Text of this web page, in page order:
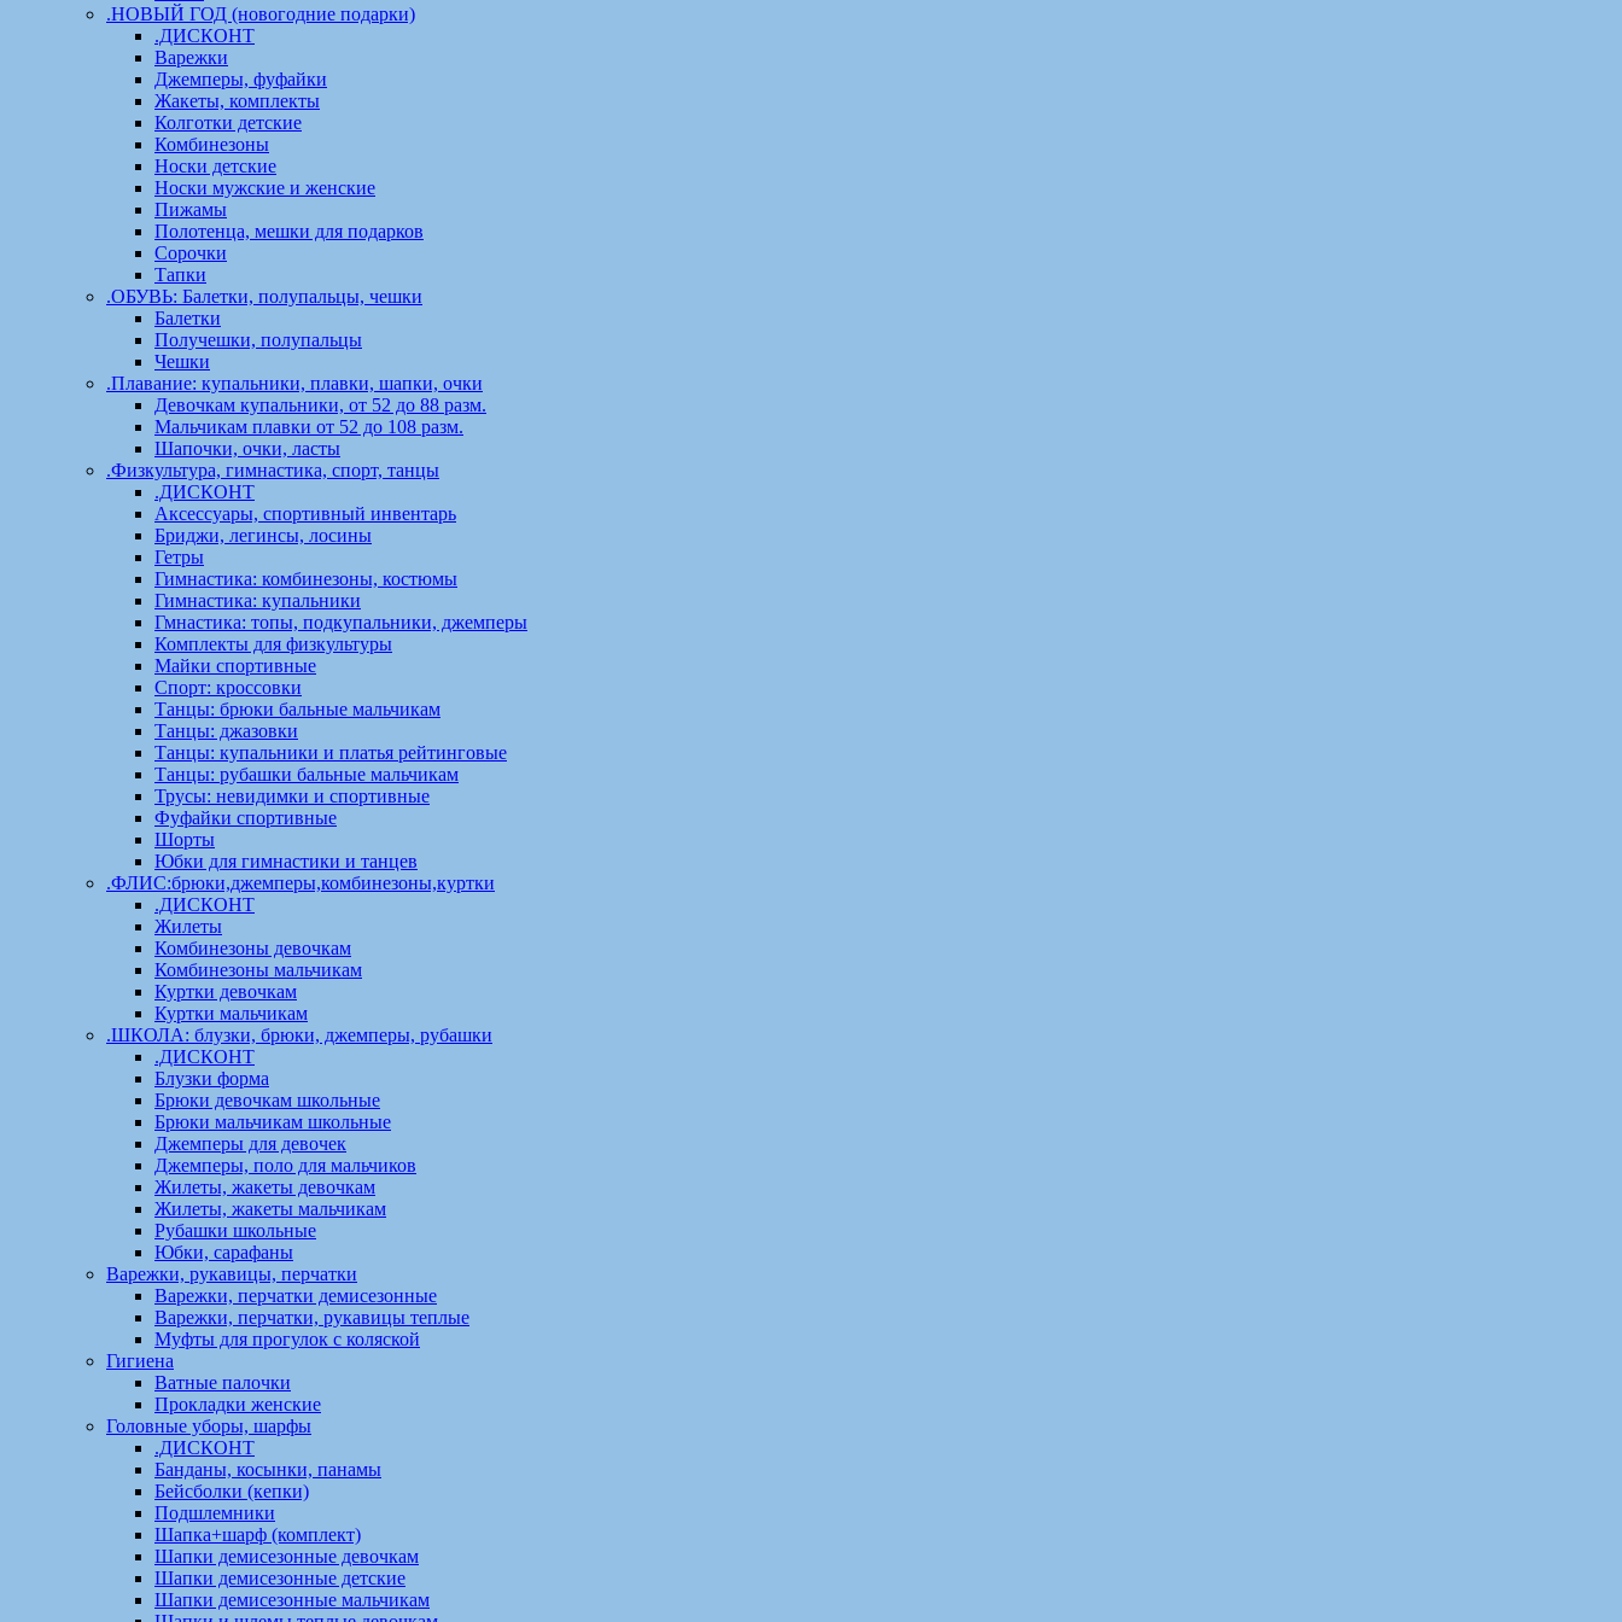
.НОВЫЙ ГОД (новогодние подарки)
.ДИСКОНТ
Варежки
Джемперы, фуфайки
Жакеты, комплекты
Колготки детские
Комбинезоны
Носки детские
Носки мужские и женские
Пижамы
Полотенца, мешки для подарков
Сорочки
Тапки
.ОБУВЬ: Балетки, полупальцы, чешки
Балетки
Получешки, полупальцы
Чешки
.Плавание: купальники, плавки, шапки, очки
Девочкам купальники, от 52 до 88 разм.
Мальчикам плавки от 52 до 108 разм.
Шапочки, очки, ласты
.Физкультура, гимнастика, спорт, танцы
.ДИСКОНТ
Аксессуары, спортивный инвентарь
Бриджи, легинсы, лосины
Гетры
Гимнастика: комбинезоны, костюмы
Гимнастика: купальники
Гмнастика: топы, подкупальники, джемперы
Комплекты для физкультуры
Майки спортивные
Спорт: кроссовки
Танцы: брюки бальные мальчикам
Танцы: джазовки
Танцы: купальники и платья рейтинговые
Танцы: рубашки бальные мальчикам
Трусы: невидимки и спортивные
Фуфайки спортивные
Шорты
Юбки для гимнастики и танцев
.ФЛИС:брюки,джемперы,комбинезоны,куртки
.ДИСКОНТ
Жилеты
Комбинезоны девочкам
Комбинезоны мальчикам
Куртки девочкам
Куртки мальчикам
.ШКОЛА: блузки, брюки, джемперы, рубашки
.ДИСКОНТ
Блузки форма
Брюки девочкам школьные
Брюки мальчикам школьные
Джемперы для девочек
Джемперы, поло для мальчиков
Жилеты, жакеты девочкам
Жилеты, жакеты мальчикам
Рубашки школьные
Юбки, сарафаны
Варежки, рукавицы, перчатки
Варежки, перчатки демисезонные
Варежки, перчатки, рукавицы теплые
Муфты для прогулок с коляской
Гигиена
Ватные палочки
Прокладки женские
Головные уборы, шарфы
.ДИСКОНТ
Банданы, косынки, панамы
Бейсболки (кепки)
Подшлемники
Шапка+шарф (комплект)
Шапки демисезонные девочкам
Шапки демисезонные детские
Шапки демисезонные мальчикам